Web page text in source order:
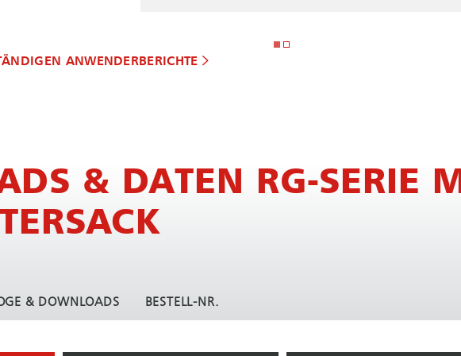
AN­WEN­DER­BE­RICH­TE
& DATEN RG-SERIE
& DOWNLOADS BESTELL-NR.